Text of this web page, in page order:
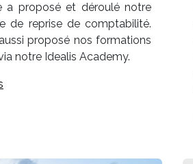
a proposé et déroulé notre
de reprise de comptabilité.
proposé nos formations
notre Idealis Academy.